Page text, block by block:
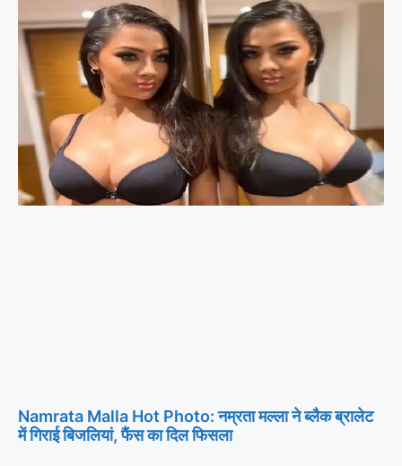
Namrata Malla Hot Photo: नम्रता मल्ला ने ब्लैक ब्रालेट
में गिराई बिजलियां, फैंस का दिल फिसला